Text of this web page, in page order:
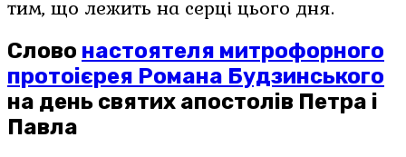
тим, що лежить на серці цього дня.
Слово настоятеля митрофорного
протоієрея Романа Будзинського
на день святих апостолів Петра і
Павла